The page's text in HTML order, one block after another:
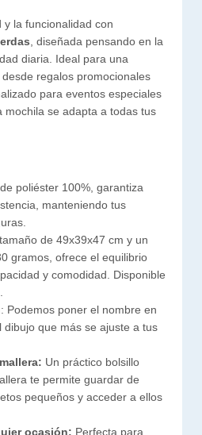
y la funcionalidad con
, diseñada pensando en la
diaria. Ideal para una
regalos promocionales
para eventos especiales
mochila se adapta a todas tus
poliéster 100%, garantiza
manteniendo tus
de 49x39x47 cm y un
gramos, ofrece el equilibrio
y comodidad. Disponible
: Podemos poner el nombre en
dibujo que más se ajuste a tus
Un práctico bolsillo
te permite guardar de
pequeños y acceder a ellos
ocasión: Perfecta para